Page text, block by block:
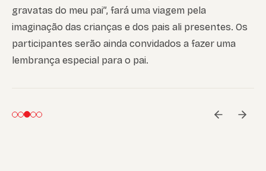
gravatas do meu pai”, fará uma viagem pela
imaginação das crianças e dos pais ali presentes. Os
participantes serão ainda convidados a fazer uma
lembrança especial para o pai.